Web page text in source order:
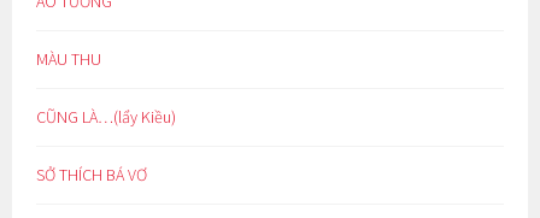
MÀU THU
CŨNG LÀ…(lẩy Kiều)
SỞ THÍCH BÁ VƠ